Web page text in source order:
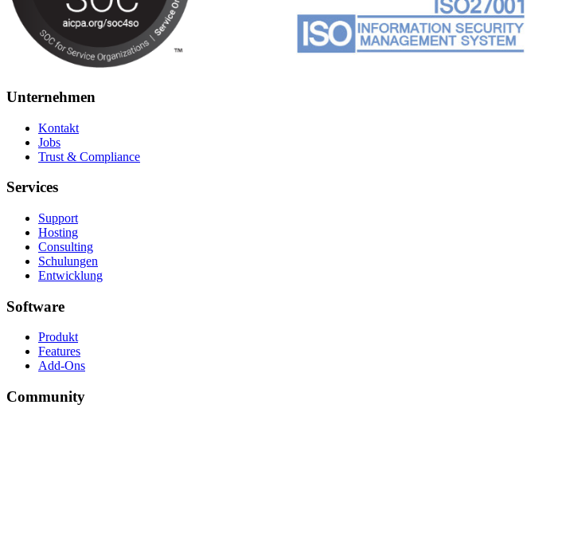
Unternehmen
Kontakt
Jobs
Trust & Compliance
Services
Support
Hosting
Consulting
Schulungen
Entwicklung
Software
Produkt
Features
Add-Ons
Community